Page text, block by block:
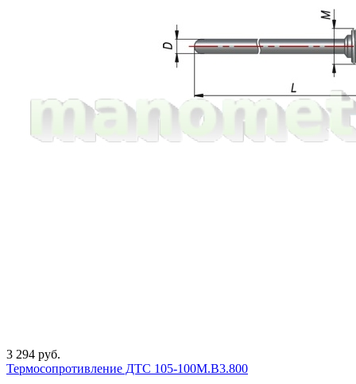
3 294 руб.
Термосопротивление ДТС 105-100М.В3.800